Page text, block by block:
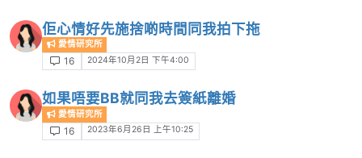
佢心情好先施捨啲時間同我拍下拖
愛情研究所
16 2024年10月2日 下午4:00
如果唔要BB就同我去簽紙離婚
愛情研究所
16 2023年6月26日 上午10:25